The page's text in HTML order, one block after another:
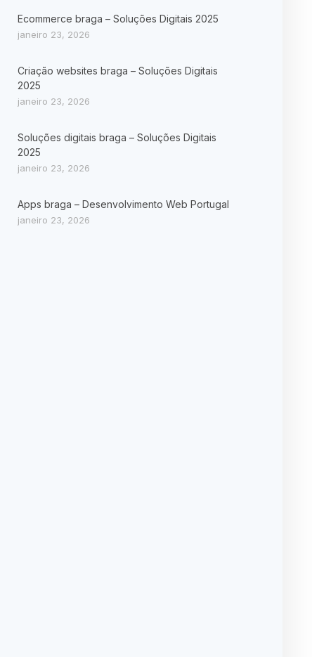
Ecommerce braga – Soluções Digitais 2025
janeiro 23, 2026
Criação websites braga – Soluções Digitais
2025
janeiro 23, 2026
Soluções digitais braga – Soluções Digitais
2025
janeiro 23, 2026
Apps braga – Desenvolvimento Web Portugal
janeiro 23, 2026